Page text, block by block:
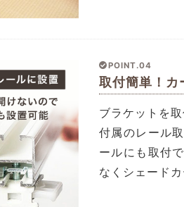
POINT.04
取付簡単！カ
ブラケットを
付属のレール
ールにも取付
なくシェード